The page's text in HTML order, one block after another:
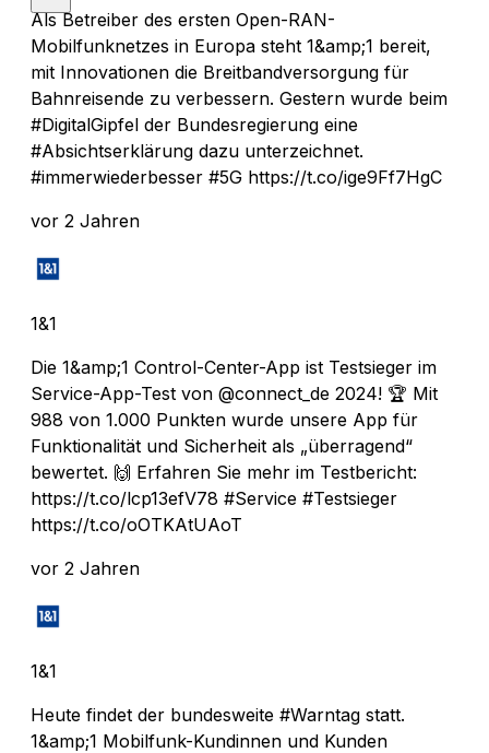
Als Betreiber des ersten Open-RAN-
Mobilfunknetzes in Europa steht 1&amp;1 bereit,
mit Innovationen die Breitbandversorgung für
Bahnreisende zu verbessern. Gestern wurde beim
#DigitalGipfel der Bundesregierung eine
#Absichtserklärung dazu unterzeichnet.
#immerwiederbesser #5G https://t.co/ige9Ff7HgC
vor 2 Jahren
1&1
Die 1&amp;1 Control-Center-App ist Testsieger im
Service-App-Test von @connect_de 2024! 🏆 Mit
988 von 1.000 Punkten wurde unsere App für
Funktionalität und Sicherheit als „überragend“
bewertet. 🙌 Erfahren Sie mehr im Testbericht:
https://t.co/lcp13efV78 #Service #Testsieger
https://t.co/oOTKAtUAoT
vor 2 Jahren
1&1
Heute findet der bundesweite #Warntag statt.
1&amp;1 Mobilfunk-Kundinnen und Kunden